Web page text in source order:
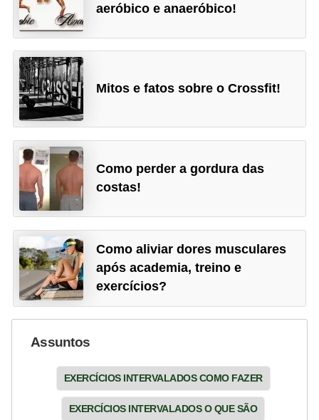
aeróbico e anaeróbico!
Mitos e fatos sobre o Crossfit!
Como perder a gordura das
costas!
Como aliviar dores musculares
após academia, treino e
exercícios?
Assuntos
EXERCÍCIOS INTERVALADOS COMO FAZER
EXERCÍCIOS INTERVALADOS O QUE SÃO